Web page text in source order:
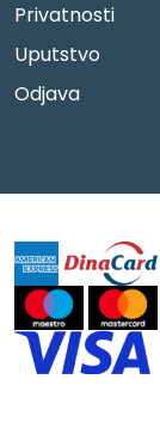
Privatnosti
Uputstvo
Odjava